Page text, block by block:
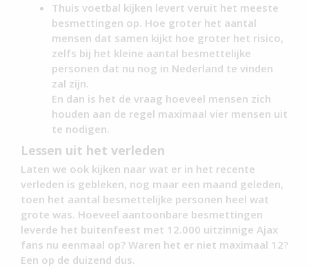
Thuis voetbal kijken levert veruit het meeste
besmettingen op. Hoe groter het aantal
mensen dat samen kijkt hoe groter het risico,
zelfs bij het kleine aantal besmettelijke
personen dat nu nog in Nederland te vinden
zal zijn.
En dan is het de vraag hoeveel mensen zich
houden aan de regel maximaal vier mensen uit
te nodigen.
Lessen uit het verleden
Laten we ook kijken naar wat er in het recente
verleden is gebleken, nog maar een maand geleden,
toen het aantal besmettelijke personen heel wat
grote was. Hoeveel aantoonbare besmettingen
leverde het buitenfeest met 12.000 uitzinnige Ajax
fans nu eenmaal op? Waren het er niet maximaal 12?
Een op de duizend dus.